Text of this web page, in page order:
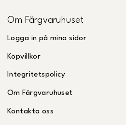
Om Färgvaruhuset
Logga in på mina sidor
Köpvillkor
Integritetspolicy
Om Färgvaruhuset
Kontakta oss